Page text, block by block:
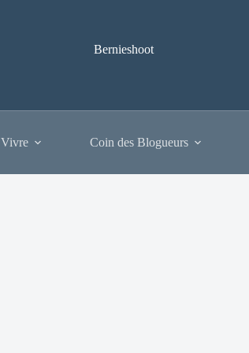
Bernieshoot
Coin des Blogueurs